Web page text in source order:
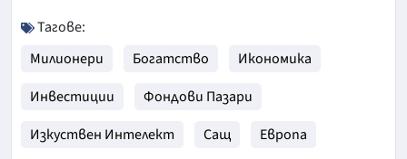
Тагове:
Милионери
Богатство
Икономика
Инвестиции
Фондови Пазари
Изкуствен Интелект
Сащ
Европа